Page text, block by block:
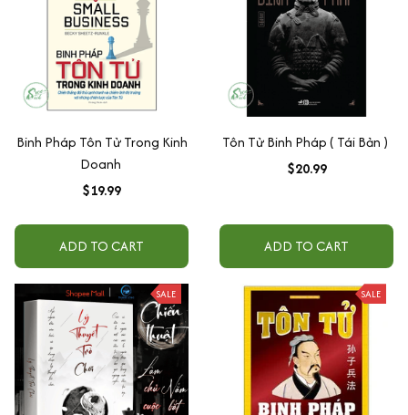
Binh Pháp Tôn Tử Trong Kinh
Doanh
$19.99
ADD TO CART
Tôn Tử Binh Pháp ( Tái Bản )
$20.99
ADD TO CART
SALE SALE